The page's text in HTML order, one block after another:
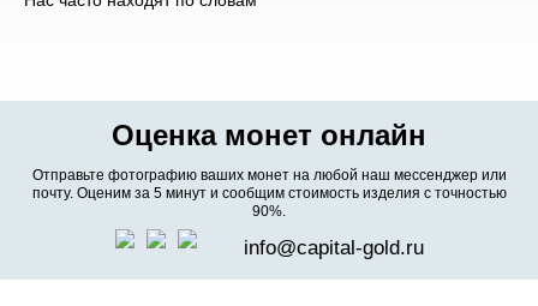
Оценка монет онлайн
Отправьте фотографию ваших монет на любой наш мессенджер или
почту. Оценим за 5 минут и сообщим стоимость изделия с точностью
90%.
info@capital-gold.ru